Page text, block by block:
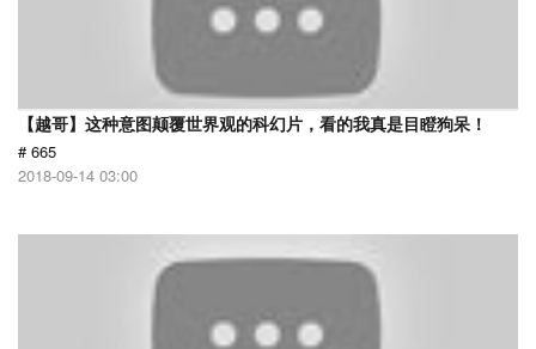
【越哥】这种意图颠覆世界观的科幻片，看的我真是目瞪狗呆！
# 665
2018-09-14 03:00